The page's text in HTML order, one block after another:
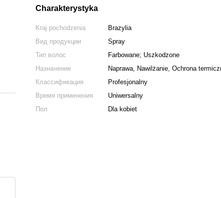
Charakterystyka
Kraj pochodzenia
Brazylia
Вид продукции
Spray
Тип волос
Farbowane; Uszkodzone
Назначение
Naprawa, Nawilżanie, Ochrona
Классификация
Profesjonalny
Время применения
Uniwersalny
Пол
Dla kobiet